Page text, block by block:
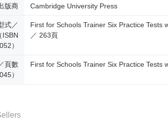
版商 Cambridge University Press
式／
ISBN
）
First for Schools Trainer Six Practice Tests
／ 263頁
頁數
）
First for Schools Trainer Six Practice Tests